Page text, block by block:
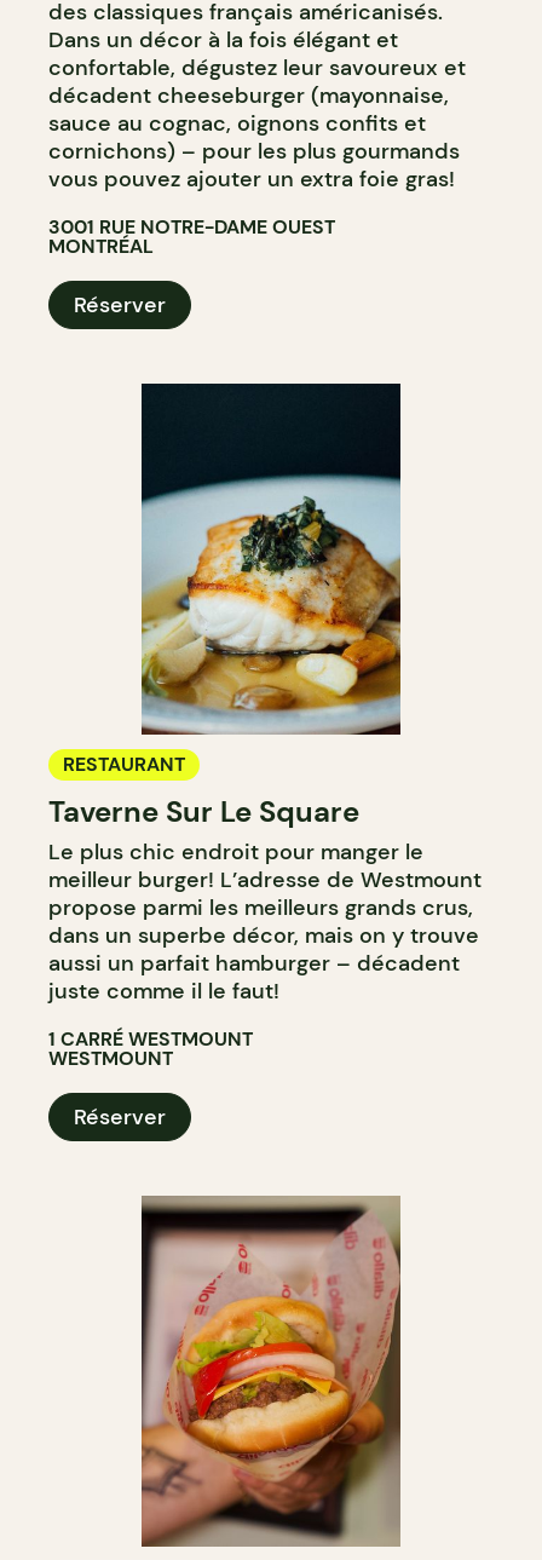
des classiques français américanisés.
Dans un décor à la fois élégant et
confortable, dégustez leur savoureux et
décadent cheeseburger (mayonnaise,
sauce au cognac, oignons confits et
cornichons) – pour les plus gourmands
vous pouvez ajouter un extra foie gras!
3001 RUE NOTRE-DAME OUEST
MONTRÉAL
Réserver
RESTAURANT
Taverne Sur Le Square
Le plus chic endroit pour manger le
meilleur burger! L’adresse de Westmount
propose parmi les meilleurs grands crus,
dans un superbe décor, mais on y trouve
aussi un parfait hamburger – décadent
juste comme il le faut!
1 CARRÉ WESTMOUNT
WESTMOUNT
Réserver